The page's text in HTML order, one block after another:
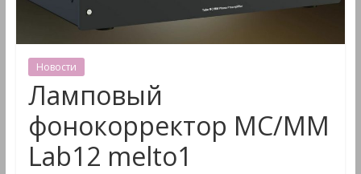
Мультимедиа
Новости
Ламповый
фонокорректор MC/MM
Lab12 melto1